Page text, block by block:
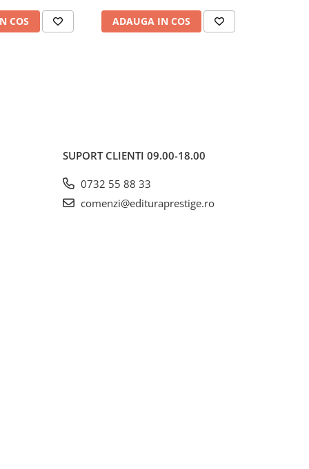
COS ADAUGA IN COS
SUPORT CLIENTI 09.00-18.00
0732 55 88 33
comenzi@edituraprestige.ro